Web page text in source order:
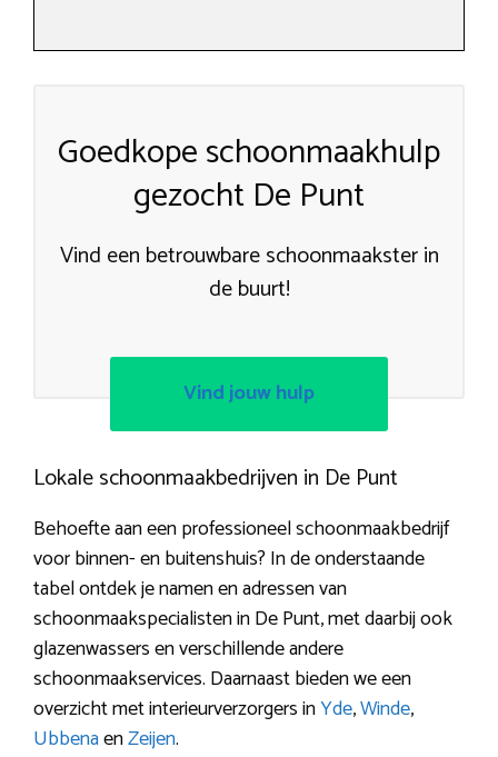
Goedkope schoonmaakhulp
gezocht De Punt
Vind een betrouwbare schoonmaakster in
de buurt!
Vind jouw hulp
Lokale schoonmaakbedrijven in De Punt
Behoefte aan een professioneel schoonmaakbedrijf
voor binnen- en buitenshuis? In de onderstaande
tabel ontdek je namen en adressen van
schoonmaakspecialisten in De Punt, met daarbij ook
glazenwassers en verschillende andere
schoonmaakservices. Daarnaast bieden we een
overzicht met interieurverzorgers inYde,Winde,
UbbenaenZeijen.